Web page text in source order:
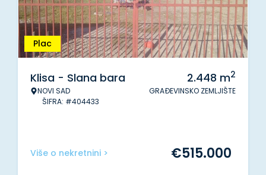
Plac
Klisa - Slana bara
NOVI SAD
ŠIFRA: #404433
2.448 m2
GRAĐEVINSKO ZEMLJIŠTE
Više o nekretnini > €515.000